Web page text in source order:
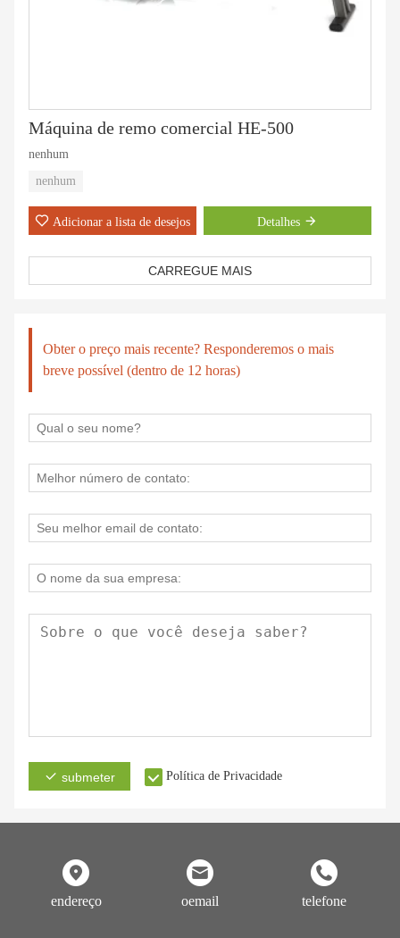
Máquina de remo comercial HE-500
nenhum
nenhum
Adicionar a lista de desejos Detalhes
CARREGUE MAIS
Obter o preço mais recente? Responderemos o mais
breve possível (dentro de 12 horas)
submeter Política de Privacidade
endereço oemail telefone